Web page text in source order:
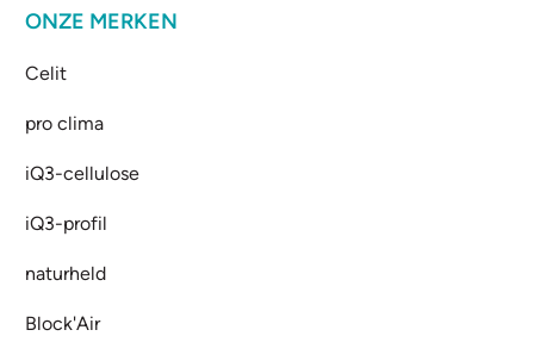
ONZE MERKEN
Celit
pro clima
iQ3-cellulose
iQ3-profil
naturheld
Block'Air